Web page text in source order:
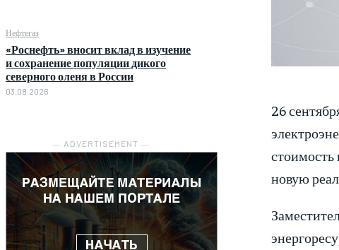
Нефтегаз
«Роснефть» вносит вклад в изучение
и сохранение популяции дикого
северного оленя в России
03.08.2026
― ADVERTISEMENT ―
26
стоимость
новую